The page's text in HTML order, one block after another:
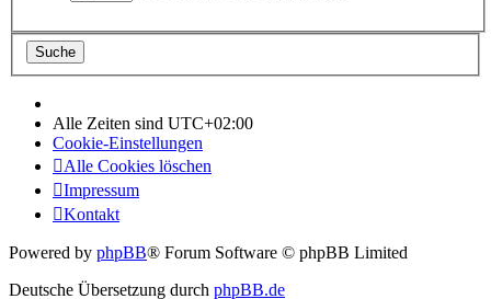
Alle Zeiten sind UTC+02:00
Cookie-Einstellungen
Alle Cookies löschen
Impressum
Kontakt
Powered by phpBB® Forum Software © phpBB Limited
Deutsche Übersetzung durch phpBB.de